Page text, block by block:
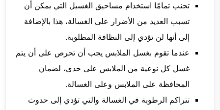
تجنب تمامًا استخدام مساحيق الغسيل التي يمكن أن
تسبب العديد من الأضرار على الغسالة، هذا بالإضافة
إلى أنها لن تؤدي إلى النظافة المطلوبة.
عندما تقوم بغسل الملابس يجب أن تحرص على أن يتم
غسل كل نوعية من الملابس على حدى، لضمان
المحافظة على الملابس وعلى الغسالة.
تتراكم الرطوبة في الغسالة والتي تؤدي إلى حدوث